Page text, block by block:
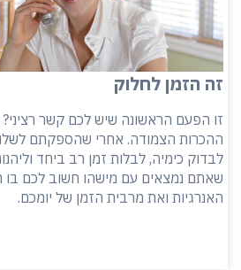
זה הזמן לחלוק
זו הפעם הראשונה שיש לכם קשר
ההכרות הצמודה. אחרי שהספקתם
לבדוק כימיה, לבלות זמן רב ביחד
שאתם נמצאים עם מישהו חשוב לכם בו
האנרגיות ואת מרבית הזמן של יומכם.